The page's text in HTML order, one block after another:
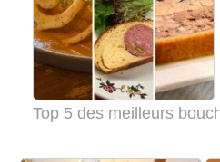
Top 5 des meilleurs